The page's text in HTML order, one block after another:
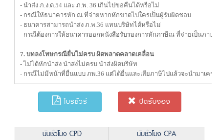
- นำส่ง ภ.ง.ด.54 และ ภ.พ. 36 เกินไปขอคืนได้หรือไม่
- กรณีให้ธนาคารหัก ณ ที่จ่ายหากหักขาดไปใครเป็นผู้รับผิดชอบ
- ธนาคารสามารถนําส่ง ภ.พ.36 แทนบริษัทได้หรือไม่
- กรณีต้องการให้ธนาคารออกหนังสือรับรองการหักภาษีณ ที่จ่ายเป็นภาษ
7. บทลงโทษกรณียื่นไม่ครบ ผิดพลาดคลาดเคลื่อน
- ไม่ได้หักนำส่ง นำส่งไม่ครบ นำส่งผิดบริษัท
- กรณีไม่มีหน้าที่ยื่นแบบ ภพ.36 แต่ได้ยื่นและเสียภาษีไปแล้วจะนํามาเคร
โบรชัวร์ ปิดรับจอง
นับชั่วโมง CPD
นับชั่วโมง CPA